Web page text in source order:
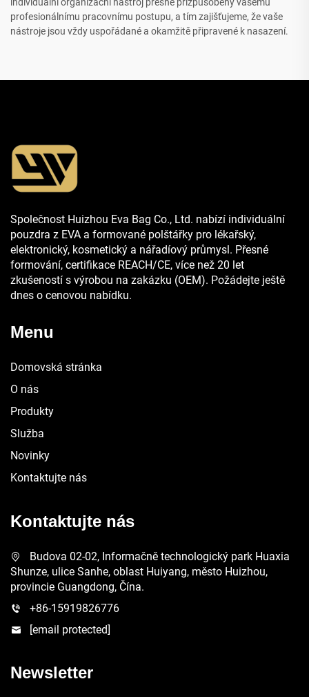
profesionálnímu pracovnímu postupu, a tím zajišťujeme, že vaše
nástroje jsou vždy uspořádané a okamžitě připravené k nasazení.
Společnost Huizhou Eva Bag Co., Ltd. nabízí individuální
pouzdra z EVA a formované polštářky pro lékařský,
elektronický, kosmetický a nářadíový průmysl. Přesné
formování, certifikace REACH/CE, více než 20 let
zkušeností s výrobou na zakázku (OEM). Požádejte ještě
dnes o cenovou nabídku.
Menu
Domovská stránka
O nás
Produkty
Služba
Novinky
Kontaktujte nás
Kontaktujte nás
Budova 02-02, Informačně technologický park Huaxia
Shunze, ulice Sanhe, oblast Huiyang, město Huizhou,
provincie Guangdong, Čína.
+86-15919826776
[email protected]
Newsletter